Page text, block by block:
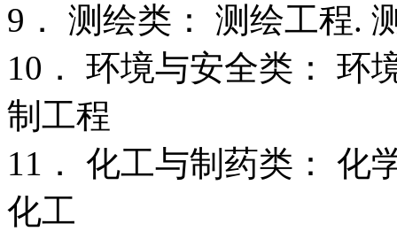
9． 测绘类： 测绘工程.
10． 环境与安全类： 环
制工程
11． 化工与制药类： 化
化工